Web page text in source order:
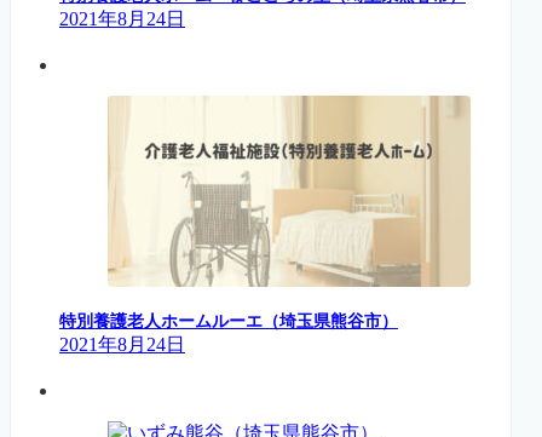
2021年8月24日
特別養護老人ホームルーエ（埼玉県熊谷市）
2021年8月24日